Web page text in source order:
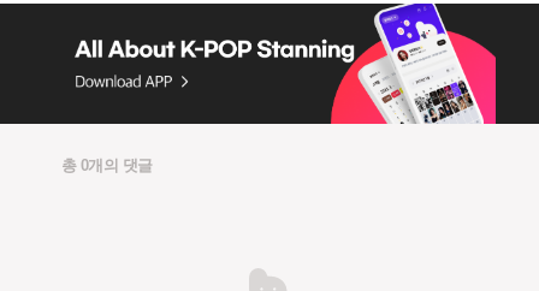
총 0개의 댓글